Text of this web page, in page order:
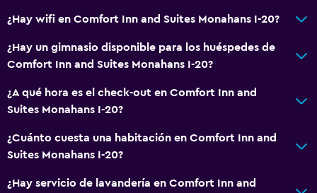
Baño privado
General
Habitaciones familiares
Zona de estar
Posibilidad de habitaciones conectadas
Sofá
¿Hay wifi en Comfort Inn and Suites Monahans I-20?
¿Hay un gimnasio disponible para los huéspedes de
Comfort Inn and Suites Monahans I-20?
¿A qué hora es el check-out en Comfort Inn and
Suites Monahans I-20?
¿Cuánto cuesta una habitación en Comfort Inn and
Suites Monahans I-20?
¿Hay servicio de lavandería en Comfort Inn and